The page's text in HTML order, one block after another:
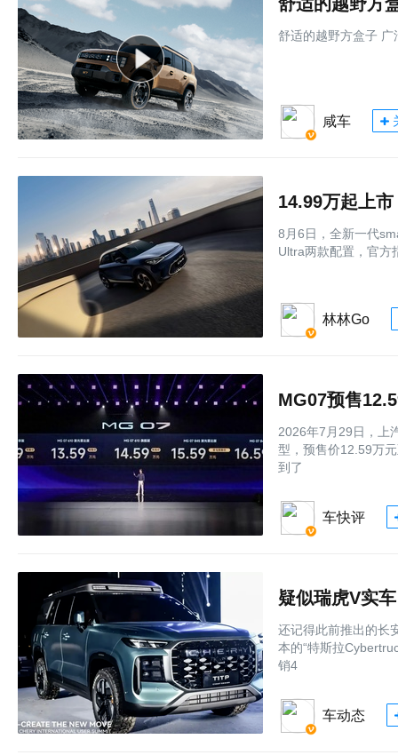
舒适的越野方盒子
咸车
8月6日，全新一代
Ultra两款配置，官方
林林Go
MG07预售
2026年7月29日，上
型，预售价12.59万
到了
车快评
疑似瑞虎V实
还记得此前推出的长
本的“特斯拉
销4
车动态